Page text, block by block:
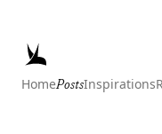
HomePostsInspirations